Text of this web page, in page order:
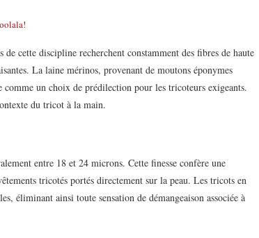
cette discipline recherchent constamment des fibres de haute
La laine mérinos, provenant de moutons éponymes
un choix de prédilection pour les tricoteurs exigeants.
du tricot à la main.
entre 18 et 24 microns. Cette finesse confère une
tricotés portés directement sur la peau. Les tricots en
éliminant ainsi toute sensation de démangeaison associée à